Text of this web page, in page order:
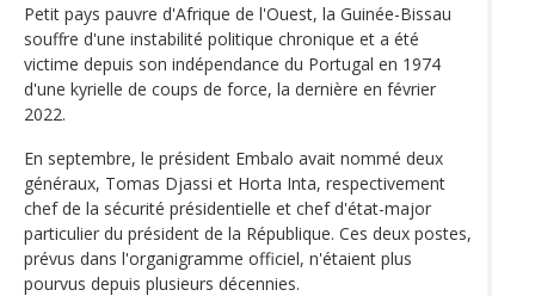
Petit pays pauvre d'Afrique de l'Ouest, la Guinée-Bissau
souffre d'une instabilité politique chronique et a été
victime depuis son indépendance du Portugal en 1974
d'une kyrielle de coups de force, la dernière en février
2022.
En septembre, le président Embalo avait nommé deux
généraux, Tomas Djassi et Horta Inta, respectivement
chef de la sécurité présidentielle et chef d'état-major
particulier du président de la République. Ces deux postes,
prévus dans l'organigramme officiel, n'étaient plus
pourvus depuis plusieurs décennies.